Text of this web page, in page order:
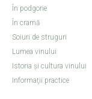
În podgorie
În cramă
Soiuri de struguri
Lumea vinului
Istoria şi cultura vinului
Informaţii practice